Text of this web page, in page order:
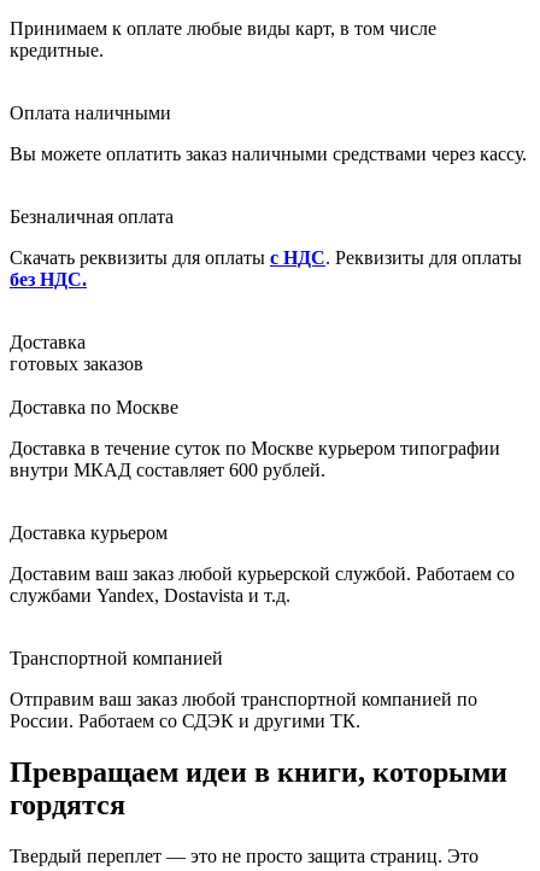
Принимаем к оплате любые виды карт, в том числе
кредитные.
Оплата наличными
Вы можете оплатить заказ наличными средствами через кассу.
Безналичная оплата
Скачать реквизиты для оплаты с НДС. Реквизиты для оплаты
без НДС.
Доставка
готовых заказов
Доставка по Москве
Доставка в течение суток по Москве курьером типографии
внутри МКАД составляет 600 рублей.
Доставка курьером
Доставим ваш заказ любой курьерской службой. Работаем со
службами Yandex, Dostavista и т.д.
Транспортной компанией
Отправим ваш заказ любой транспортной компанией по
России. Работаем со СДЭК и другими ТК.
Превращаем идеи в книги, которыми
гордятся
Твердый переплет — это не просто защита страниц. Это